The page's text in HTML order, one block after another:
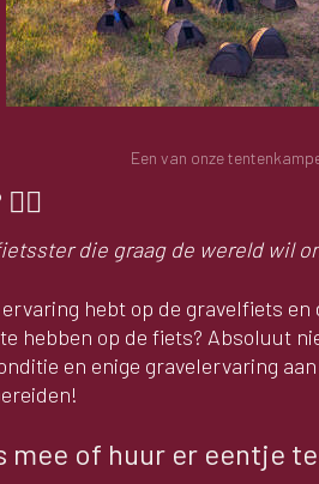
Een van onze
die graag de wereld wil
hebt op de gravelfiets
hebben op de fiets? Absoluut
en enige gravelervaring
mee of huur er eentje